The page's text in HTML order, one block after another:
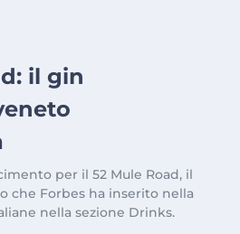
il gin
per il 52 Mule Road, il
che Forbes ha inserito nella
nella sezione Drinks.